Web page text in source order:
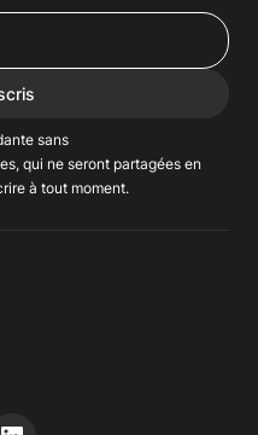
sans
qui ne seront partagées en
à tout moment.